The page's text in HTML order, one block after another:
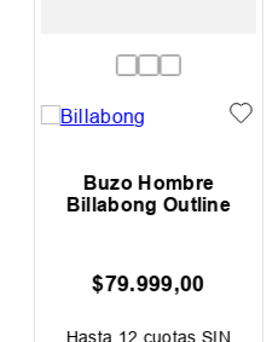
Buzo Hombre
Billabong Outline
$79.999,00
Hasta 12 cuotas SIN